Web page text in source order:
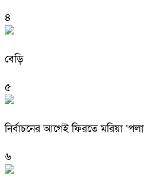
৪
বেড়ি
৫
নির্বাচনের আগেই ফিরতে মরিয়া
৬